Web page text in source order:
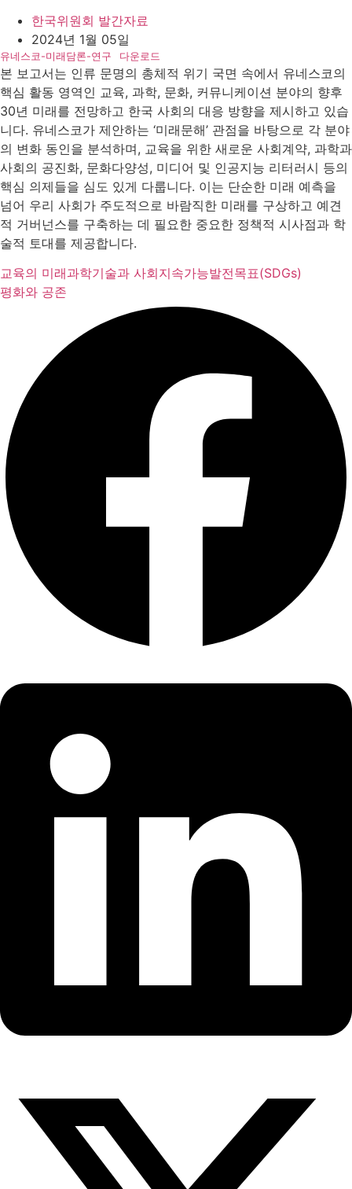
한국위원회 발간자료
2024년 1월 05일
유네스코-미래담론-연구 다운로드
본 보고서는 인류 문명의 총체적 위기 국면 속에서 유네스코의
핵심 활동 영역인 교육, 과학, 문화, 커뮤니케이션 분야의 향후
30년 미래를 전망하고 한국 사회의 대응 방향을 제시하고 있습
니다. 유네스코가 제안하는 ‘미래문해’ 관점을 바탕으로 각 분야
의 변화 동인을 분석하며, 교육을 위한 새로운 사회계약, 과학과
사회의 공진화, 문화다양성, 미디어 및 인공지능 리터러시 등의
핵심 의제들을 심도 있게 다룹니다. 이는 단순한 미래 예측을
넘어 우리 사회가 주도적으로 바람직한 미래를 구상하고 예견
적 거버넌스를 구축하는 데 필요한 중요한 정책적 시사점과 학
술적 토대를 제공합니다.
교육의 미래과학기술과 사회지속가능발전목표(SDGs)
평화와 공존